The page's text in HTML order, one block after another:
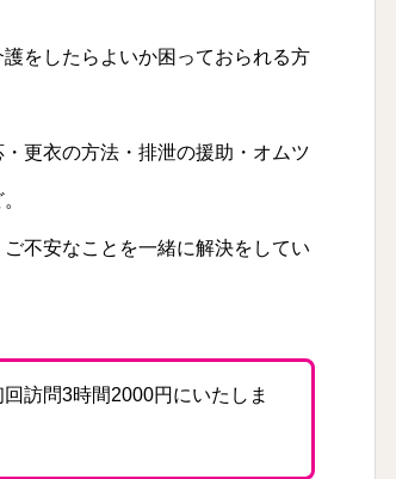
をしたらよいか困っておられる方
更衣の方法・排泄の援助・オムツ
不安なことを一緒に解決をしてい
訪問3時間2000円にいたしま